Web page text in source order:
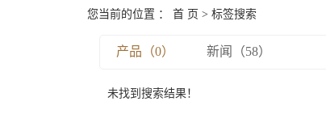
您当前的位置 ： 首 页 > 标签搜索
产品（0） 新闻（58）
未找到搜索结果！